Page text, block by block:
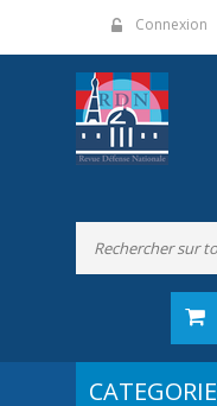
Connexion